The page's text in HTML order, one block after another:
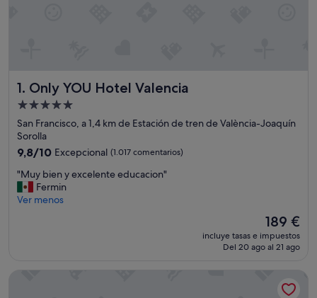
1. Only YOU Hotel Valencia
Only YOU Hotel Valencia
Alojamiento
de
5.0 estrellas
San Francisco, a 1,4 km de Estación de tren de València-Joaquín
Sorolla
9.8
10,
Excepcional,
(1.017 comentarios)
9,8/10 Excepcional (1.017 comentarios)
"
M
u
"Muy bien y excelente educacion"
Fermin
Ver menos
El
precio
actual
de
189 €
189 €
incluye tasas e impuestos
Del 20 ago al 21 ago